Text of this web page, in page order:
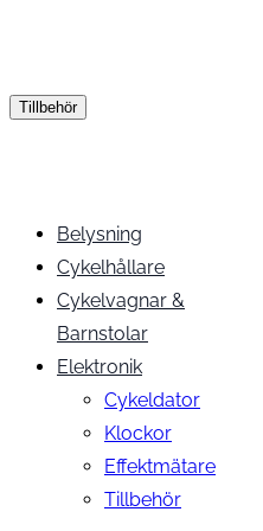
Tillbehör
Belysning
Cykelhållare
Cykelvagnar &
Barnstolar
Elektronik
Cykeldator
Klockor
Effektmätare
Tillbehör